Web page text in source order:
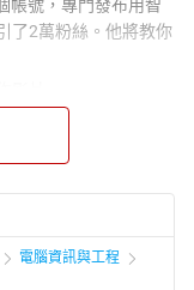
帳號，專門發布用智
了2萬粉絲。他將教你
是新手也能輕鬆上
該製作什麼類型影片
」。用這本書踏出製
電腦資訊與工程